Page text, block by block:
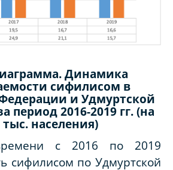
Динамика
сифилисом в
и Удмуртской
период 2016-2019 гг. (на
тыс. населения)
с 2016 по 2019
сифилисом по Удмуртской